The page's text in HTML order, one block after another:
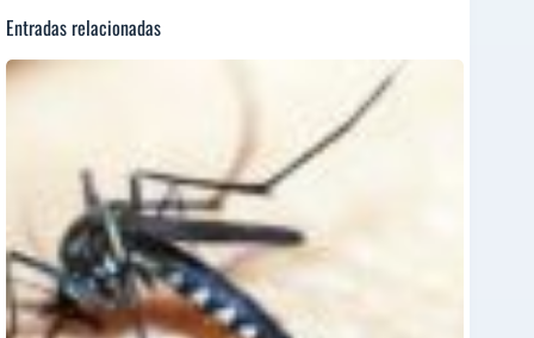
Entradas relacionadas